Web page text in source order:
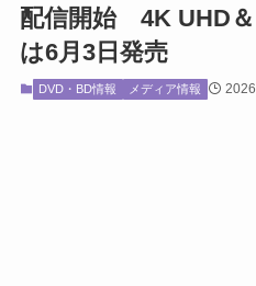
配信開始 4K UHD
は6月3日発売
DVD・BD情報 メディア情報